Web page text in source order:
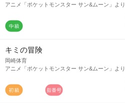
アニメ「ポケットモンスター サン&ムーン」より
キミの冒険
岡崎体育
アニメ「ポケットモンスター サン&ムーン」より